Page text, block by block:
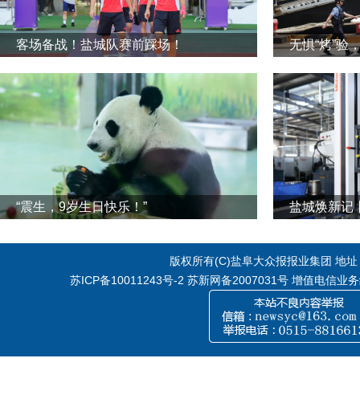
客场备战！盐城队赛前踩场！ 无惧“烤”验
“震生，9岁生日快乐！”
版权所有(C)盐阜大众报报业集团 地
苏ICP备10011243号-2 苏新网备2007031号 增值电信业